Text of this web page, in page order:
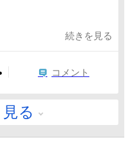
続きを見る
コメント
る